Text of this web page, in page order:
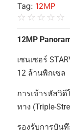
Tag: 12MP
☆ ☆ ☆ ☆ ☆
12MP
เซนเซอร์
12 ล้านพิกเซล
การเข้ารหัสวิ
ทาง (Triple-
รองรับการบัน